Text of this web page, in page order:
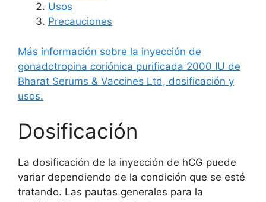
Usos
Precauciones
Más información sobre la inyección de
gonadotropina coriónica purificada 2000 IU de
Bharat Serums & Vaccines Ltd, dosificación y
usos.
Dosificación
La dosificación de la inyección de hCG puede
variar dependiendo de la condición que se esté
tratando. Las pautas generales para la